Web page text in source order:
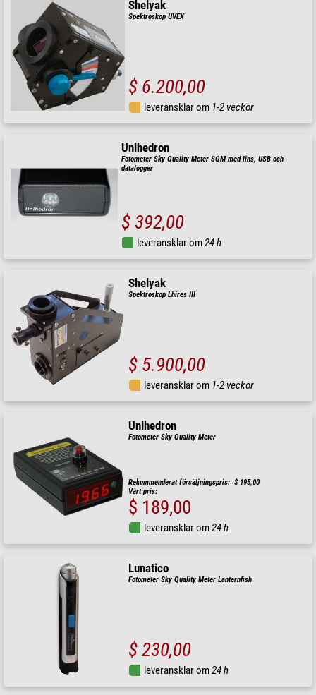
Shelyak
Spektroskop UVEX
$ 6.200,00
leveransklar om 1-2 veckor
Unihedron
Fotometer Sky Quality Meter SQM med lins, USB och
datalogger
$ 392,00
leveransklar om24 h
Shelyak
Spektroskop Lhires III
$ 5.900,00
leveransklar om 1-2 veckor
Unihedron
Fotometer Sky Quality Meter
Rekommenderat försäljningspris: $ 195,00
Vårt pris:
$ 189,00
leveransklar om24 h
Lunatico
Fotometer Sky Quality Meter Lanternfish
$ 230,00
leveransklar om24 h